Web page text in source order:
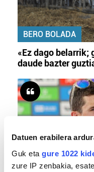
Datuen erabilera
Guk eta gure 1022
zure IP zenbakia,
BERO BOLADA
«Ez dago belarrik;
daude bazter